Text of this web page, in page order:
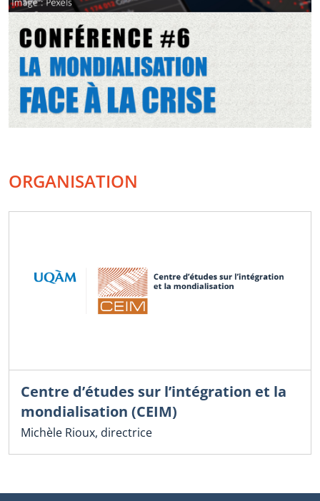
ORGANISATION
Centre d’études sur l’intégration et la
mondialisation (CEIM)
Michèle Rioux, directrice